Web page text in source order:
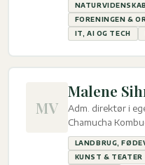
NATURVIDENSKAB
FORENINGEN &
IT, AI OG TECH
MV
Malene
Adm. direktør i
Chamucha
LANDBRUG,
KUNST & TEATER